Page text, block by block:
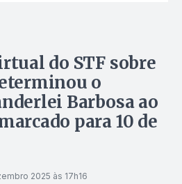
do STF sobre
o
Barbosa ao
para 10 de
2025 às 17h16